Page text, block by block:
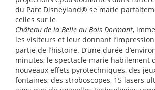
du Parc Disneyland® se marie
celles sur le
Château de la Belle au Bois Dormant,
les visiteurs et leur donnant
partie de l’histoire. D’une durée
minutes, le spectacle marie habilement
nouveaux effets pyrotechniques, des
fontaines, des stroboscopes, 15 lasers